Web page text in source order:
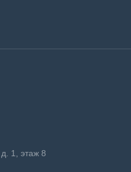
1, этаж 8